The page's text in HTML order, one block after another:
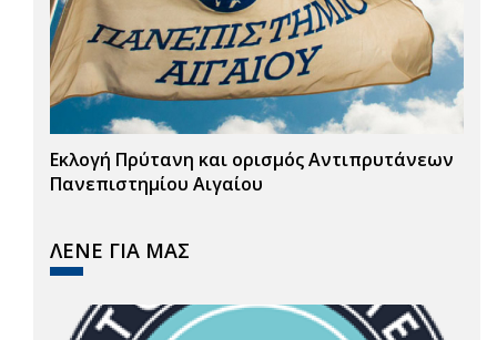
Εκλογή Πρύτανη και ορισμός Αντιπρυτάνεων
Πανεπιστημίου Αιγαίου
ΛΕΝΕ ΓΙΑ ΜΑΣ